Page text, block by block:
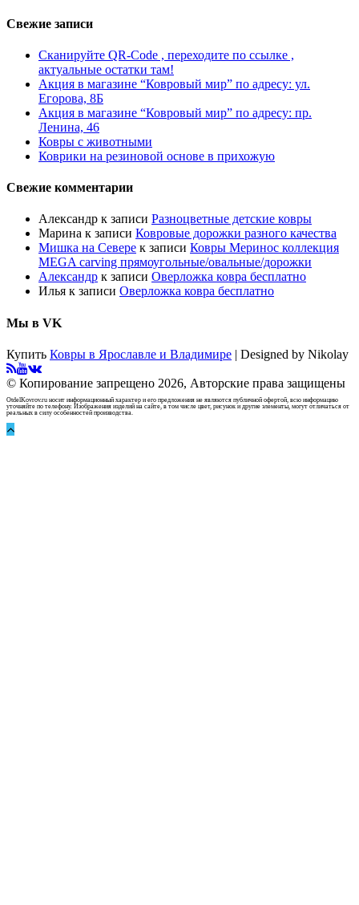
Свежие записи
Сканируйте QR-Code , переходите по ссылке ,
актуальные остатки там!
Акция в магазине “Ковровый мир” по адресу: ул.
Егорова, 8Б
Акция в магазине “Ковровый мир” по адресу: пр.
Ленина, 46
Ковры с животными
Коврики на резиновой основе в прихожую
Свежие комментарии
Александр к записи Разноцветные детские ковры
Марина к записи Ковровые дорожки разного качества
Мишка на Севере к записи Ковры Меринос коллекция
MEGA carving прямоугольные/овальные/дорожки
Александр к записи Оверложка ковра бесплатно
Илья к записи Оверложка ковра бесплатно
Мы в VK
Купить Ковры в Ярославле и Владимире | Designed by Nikolay
© Копирование запрещено 2026, Авторские права защищены
OtdelKovrov.ru носит информационный характер и его предложения не являются публичной офертой, всю информацию
уточняйте по телефону. Изображения изделий на сайте, в том числе цвет, рисунок и другие элементы, могут отличаться от
реальных в силу особенностей производства.